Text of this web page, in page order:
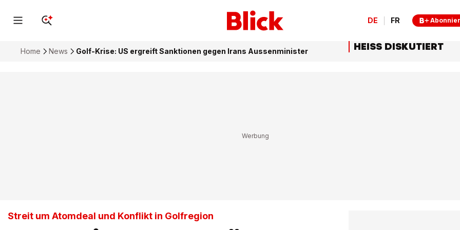
DE FR
Home News Golf-Krise: US ergreift Sanktionen gegen Irans Aussenminister
Streit um Atomdeal und Konflikt in Golfregion
HEISS DISKUTIERT